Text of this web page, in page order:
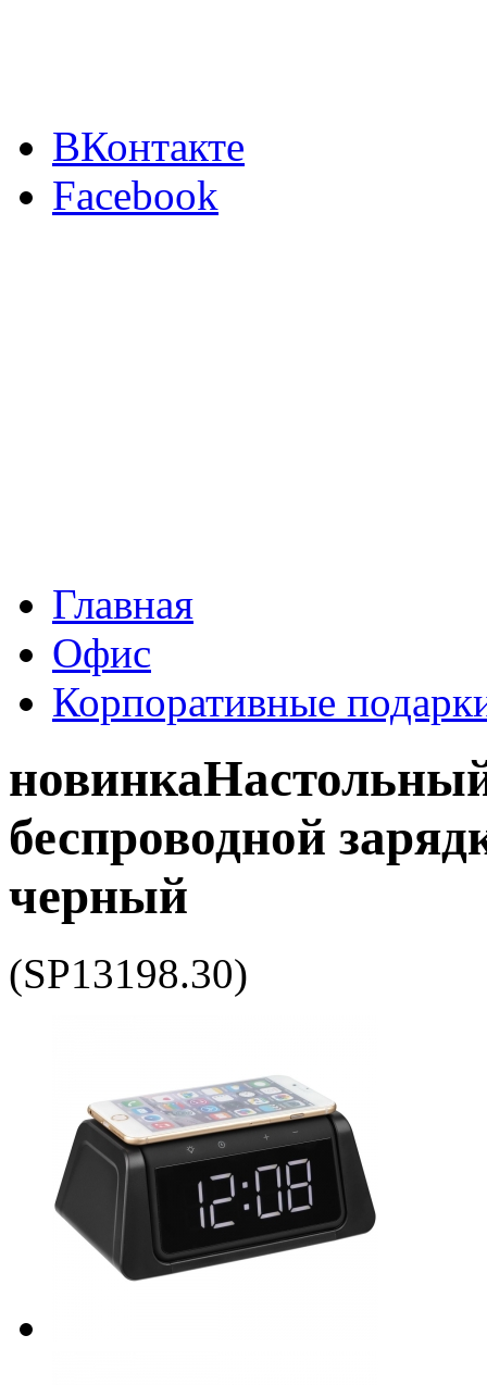
ВКонтакте
Facebook
Главная
Офис
Корпоративные
новинка
беспроводной
черный
(SP13198.30)